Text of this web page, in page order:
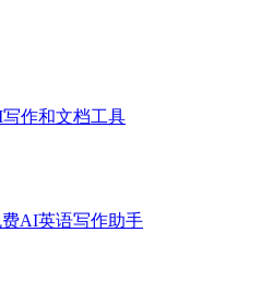
作和文档工具
AI英语写作助手